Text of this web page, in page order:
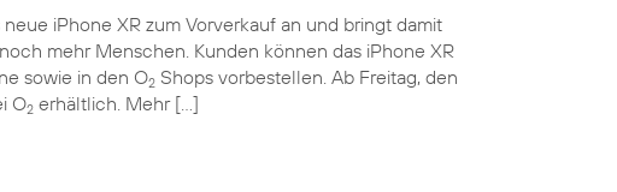
iPhone XR zum Vorverkauf an und bringt damit
mehr Menschen. Kunden können das iPhone XR
sowie in den O2 Shops vorbestellen. Ab Freitag, den
O2 erhältlich. Mehr […]